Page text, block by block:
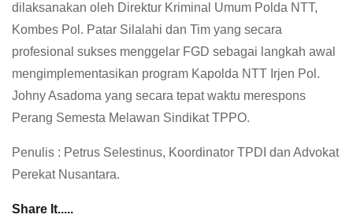
dilaksanakan oleh Direktur Kriminal Umum Polda NTT,
Kombes Pol. Patar Silalahi dan Tim yang secara
profesional sukses menggelar FGD sebagai langkah awal
mengimplementasikan program Kapolda NTT Irjen Pol.
Johny Asadoma yang secara tepat waktu merespons
Perang Semesta Melawan Sindikat TPPO.
Penulis : Petrus Selestinus, Koordinator TPDI dan Advokat
Perekat Nusantara.
Share It.....